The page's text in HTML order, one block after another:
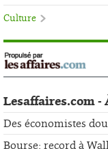
Culture
Lesaffaires.com -
Des économistes
Bourse: record à